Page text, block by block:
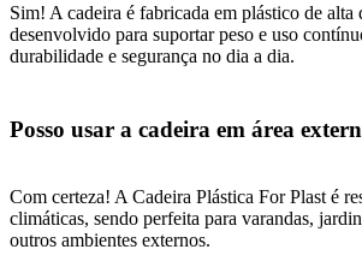
Sim! A cadeira é fabricada em plástico de alta
desenvolvido para suportar peso e uso
durabilidade e segurança no dia a dia.
Posso usar a cadeira em área
Com certeza! A Cadeira Plástica For Plast é
climáticas, sendo perfeita para varandas,
outros ambientes externos.